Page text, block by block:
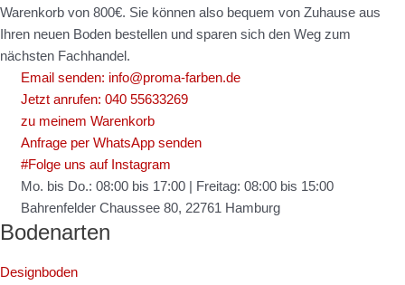
Warenkorb von 800€. Sie können also bequem von Zuhause aus
Ihren neuen Boden bestellen und sparen sich den Weg zum
nächsten Fachhandel.
Email senden: info@proma-farben.de
Jetzt anrufen: 040 55633269
zu meinem Warenkorb
Anfrage per WhatsApp senden
#Folge uns auf Instagram
Mo. bis Do.: 08:00 bis 17:00 | Freitag: 08:00 bis 15:00
Bahrenfelder Chaussee 80, 22761 Hamburg
Bodenarten
Designboden